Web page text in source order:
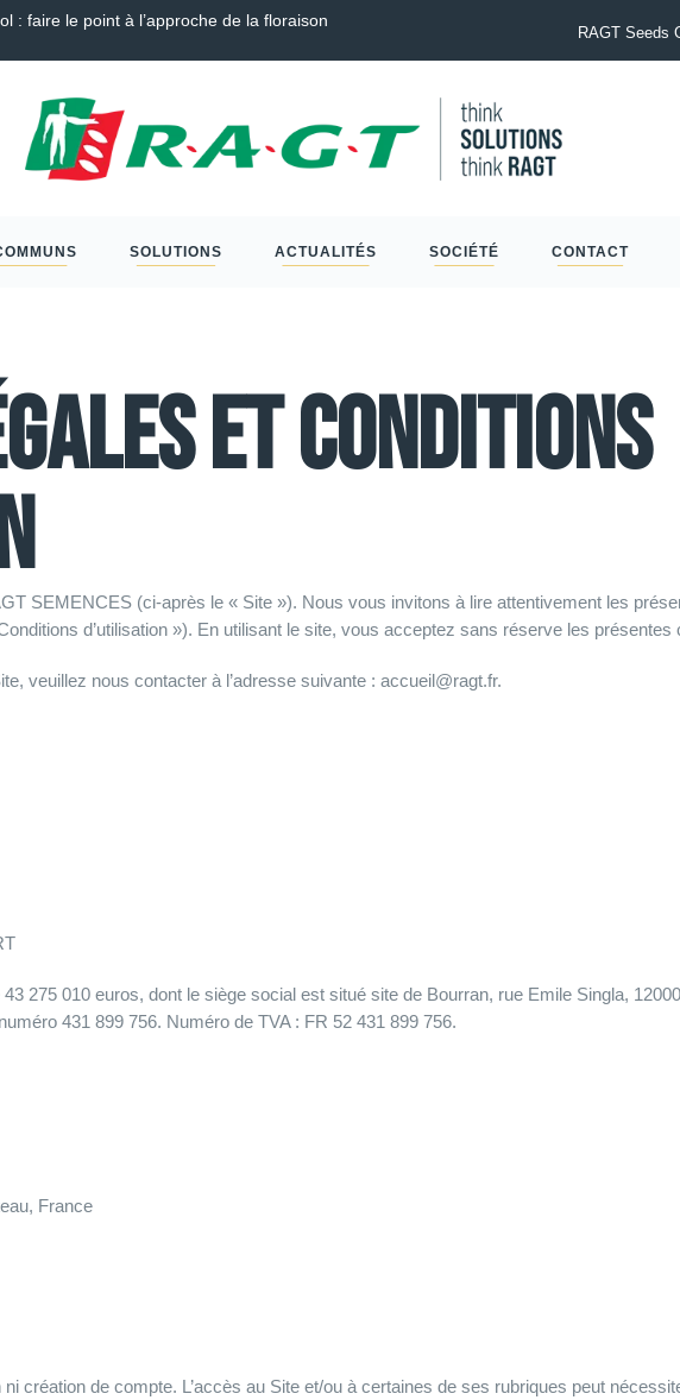
Tendre, Couverts, Céréales à paille et Protéagineux…
RAGT Seeds
SOLUTIONS ACTUALITÉS SOCIÉTÉ CONTACT
et conditions
SEMENCES (ci-après le « Site »). Nous vous invitons à lire attentivement les
d’utilisation »). En utilisant le site, vous acceptez sans réserve les présentes
veuillez nous contacter à l’adresse suivante : accueil@ragt.fr.
275 010 euros, dont le siège social est situé site de Bourran, rue Emile Singla,
431 899 756. Numéro de TVA : FR 52 431 899 756.
France
création de compte. L’accès au Site et/ou à certaines de ses rubriques peut